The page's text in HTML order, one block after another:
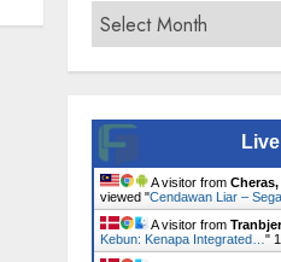
Archives
A visitor from
viewed "Cendawan Liar –
A visitor from
Kebun: Kenapa Integrated… "